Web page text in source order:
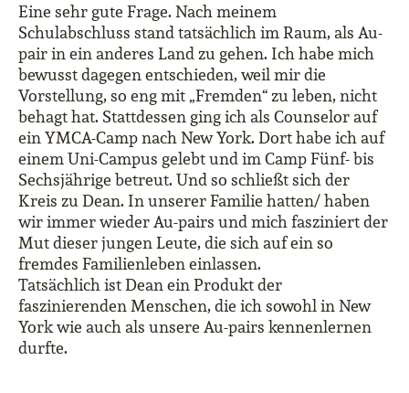
Eine sehr gute Frage. Nach meinem
Schulabschluss stand tatsächlich im Raum, als Au-
pair in ein anderes Land zu gehen. Ich habe mich
bewusst dagegen entschieden, weil mir die
Vorstellung, so eng mit „Fremden“ zu leben, nicht
behagt hat. Stattdessen ging ich als Counselor auf
ein YMCA-Camp nach New York. Dort habe ich auf
einem Uni-Campus gelebt und im Camp Fünf- bis
Sechsjährige betreut. Und so schließt sich der
Kreis zu Dean. In unserer Familie hatten/ haben
wir immer wieder Au-pairs und mich fasziniert der
Mut dieser jungen Leute, die sich auf ein so
fremdes Familienleben einlassen.
Tatsächlich ist Dean ein Produkt der
faszinierenden Menschen, die ich sowohl in New
York wie auch als unsere Au-pairs kennenlernen
durfte.